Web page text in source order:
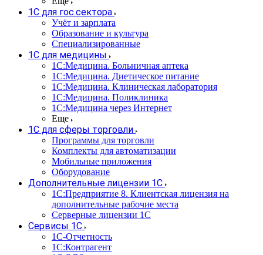
1С для гос.сектора
Учёт и зарплата
Образование и культура
Специализированные
1С для медицины
1С:Медицина. Больничная аптека
1С:Медицина. Диетическое питание
1С:Медицина. Клиническая лаборатория
1С:Медицина. Поликлиника
1С:Медицина через Интернет
Еще
1С для сферы торговли
Программы для торговли
Комплекты для автоматизации
Мобильные приложения
Оборудование
Дополнительные лицензии 1С
1С:Предприятие 8. Клиентская лицензия на
дополнительные рабочие места
Серверные лицензии 1С
Сервисы 1С
1С-Отчетность
1С:Контрагент